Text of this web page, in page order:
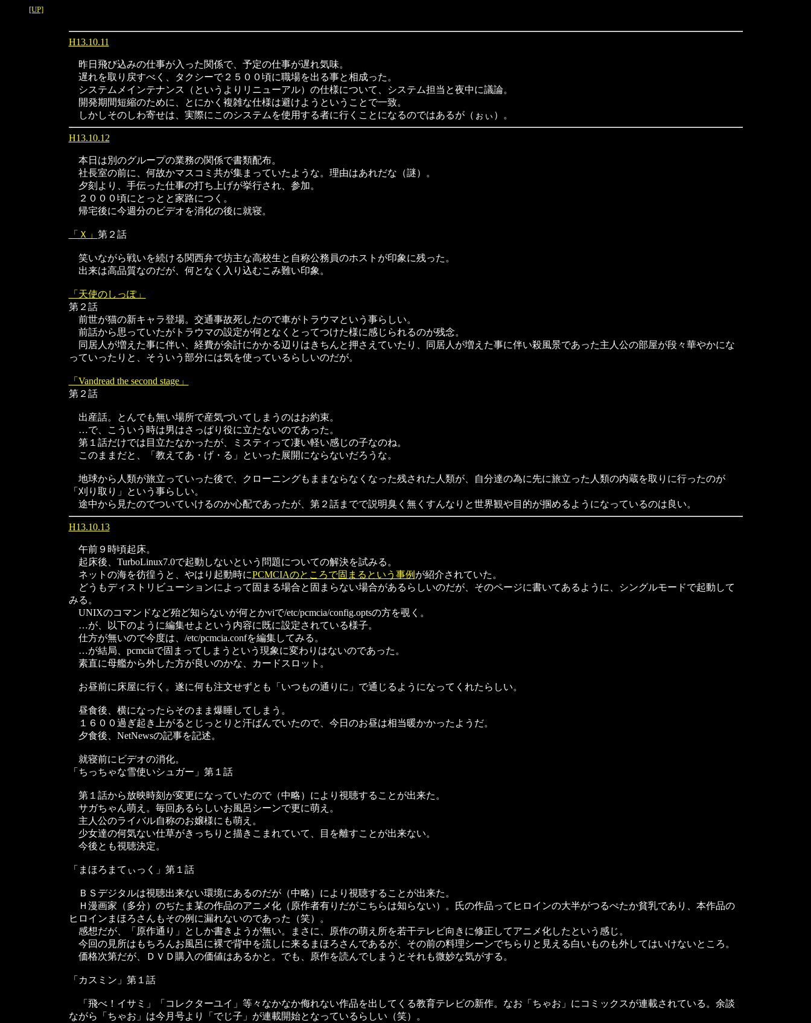
[UP]
H13.10.11
昨日飛び込みの仕事が入った関係で、予定の仕事が遅れ気味。
遅れを取り戻すべく、タクシーで２５００頃に職場を出る事と相成った。
システムメインテナンス（というよりリニューアル）の仕様について、システム担当と夜中に議論。
開発期間短縮のために、とにかく複雑な仕様は避けようということで一致。
しかしそのしわ寄せは、実際にこのシステムを使用する者に行くことになるのではあるが（ぉぃ）。
H13.10.12
本日は別のグループの業務の関係で書類配布。
社長室の前に、何故かマスコミ共が集まっていたような。理由はあれだな（謎）。
夕刻より、手伝った仕事の打ち上げが挙行され、参加。
２０００頃にとっとと家路につく。
帰宅後に今週分のビデオを消化の後に就寝。
「Ｘ」 第２話
笑いながら戦いを続ける関西弁で坊主な高校生と自称公務員のホストが印象に残った。
出来は高品質なのだが、何となく入り込むこみ難い印象。
「天使のしっぽ」
第２話
前世が猫の新キャラ登場。交通事故死したので車がトラウマという事らしい。
前話から思っていたがトラウマの設定が何となくとってつけた様に感じられるのが残念。
同居人が増えた事に伴い、経費が余計にかかる辺りはきちんと押さえていたり、同居人が増えた事に伴い殺風景であった主人公の部屋が段々華やかにな
っていったりと、そういう部分には気を使っているらしいのだが。
「Vandread the second stage」
第２話
出産話。とんでも無い場所で産気づいてしまうのはお約束。
…で、こういう時は男はさっぱり役に立たないのであった。
第１話だけでは目立たなかったが、ミスティって凄い軽い感じの子なのね。
このままだと、「教えてあ・げ・る」といった展開にならないだろうな。
地球から人類が旅立っていった後で、クローニングもままならなくなった残された人類が、自分達の為に先に旅立った人類の内蔵を取りに行ったのが
「刈り取り」という事らしい。
途中から見たのでついていけるのか心配であったが、第２話までで説明臭く無くすんなりと世界観や目的が掴めるようになっているのは良い。
H13.10.13
午前９時頃起床。
起床後、TurboLinux7.0で起動しないという問題についての解決を試みる。
ネットの海を彷徨うと、やはり起動時にPCMCIAのところで固まるという事例 が紹介されていた。
どうもディストリビューションによって固まる場合と固まらない場合があるらしいのだが、そのページに書いてあるように、シングルモードで起動して
みる。
UNIXのコマンドなど殆ど知らないが何とかviで/etc/pcmcia/config.optsの方を覗く。
…が、以下のように編集せよという内容に既に設定されている様子。
仕方が無いので今度は、/etc/pcmcia.confを編集してみる。
…が結局、pcmciaで固まってしまうという現象に変わりはないのであった。
素直に母艦から外した方が良いのかな、カードスロット。
お昼前に床屋に行く。遂に何も注文せずとも「いつもの通りに」で通じるようになってくれたらしい。
昼食後、横になったらそのまま爆睡してしまう。
１６００過ぎ起き上がるとじっとりと汗ばんでいたので、今日のお昼は相当暖かかったようだ。
夕食後、NetNewsの記事を記述。
就寝前にビデオの消化。
「ちっちゃな雪使いシュガー」第１話
第１話から放映時刻が変更になっていたので（中略）により視聴することが出来た。
サガちゃん萌え。毎回あるらしいお風呂シーンで更に萌え。
主人公のライバル自称のお嬢様にも萌え。
少女達の何気ない仕草がきっちりと描きこまれていて、目を離すことが出来ない。
今後とも視聴決定。
「まほろまてぃっく」第１話
ＢＳデジタルは視聴出来ない環境にあるのだが（中略）により視聴することが出来た。
Ｈ漫画家（多分）のぢたま某の作品のアニメ化（原作者有りだがこちらは知らない）。氏の作品ってヒロインの大半がつるぺたか貧乳であり、本作品の
ヒロインまほろさんもその例に漏れないのであった（笑）。
感想だが、「原作通り」としか書きようが無い。まさに、原作の萌え所を若干テレビ向きに修正してアニメ化したという感じ。
今回の見所はもちろんお風呂に裸で背中を流しに来るまほろさんであるが、その前の料理シーンでちらりと見える白いものも外してはいけないところ。
価格次第だが、ＤＶＤ購入の価値はあるかと。でも、原作を読んでしまうとそれも微妙な気がする。
「カスミン」第１話
「飛べ！イサミ」「コレクターユイ」等々なかなか侮れない作品を出してくる教育テレビの新作。なお「ちゃお」にコミックスが連載されている。余談
ながら「ちゃお」は今月号より「でじ子」が連載開始となっているらしい（笑）。